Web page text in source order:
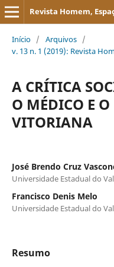
Revista Homem,
Início / Arquivos /
v. 13 n. 1 (2019): Revista
A CRÍTICA
O MÉDICO E
VITORIANA
José Brendo Cruz
Universidade Estadual do
Francisco Denis Melo
Universidade Estadual do
Resumo